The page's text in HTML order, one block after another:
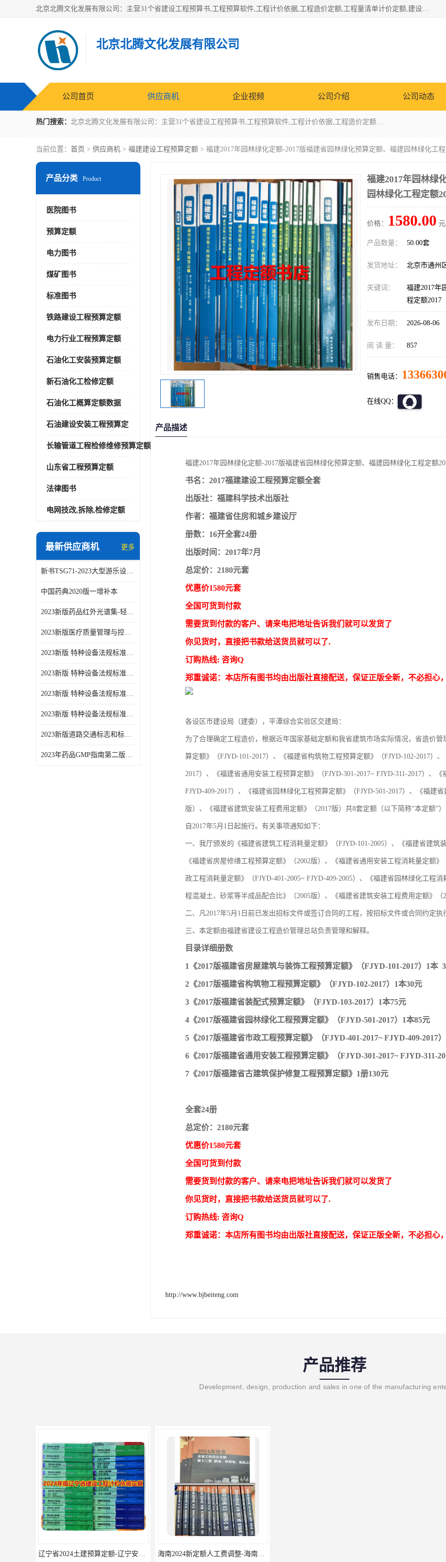
北京北腾文化发展有限公司：主营31个省建设工程预算书,工程预算软件,工程计价依据,工程造价定额,工程量清单计价定额,建设工程量消耗量定额,各行业工程预算定额,铁路定额,电力定额,矿山定额,*,黄金定额,钢铁企业检修定额,中石化安装检修定额,煤矿图书,医院书籍等.诚信的经营，在发展的同时公司不忘不断总结不断优化为客户的服务，和一如既往的热情赢得了新老客户的极高评价及青睐。
北京北腾文化发展有限公司
公司首页 供应商机 企业视频 公司介绍 公司动态
热门搜索： 北京北腾文化发展有限公司：主营31个省建设工程预算书,工程预算软件,工程计价依据,工程造价定额,工程量清单计价定额,建设工程量消耗量定额,各行业工程预算定额,铁路定额,电力定额,矿山定额,*,黄金定额,钢铁企业检修定额,中石化安装检修定额,煤矿图书,医院书籍等.诚信的经营，在发展的同时公司不忘不断总结不断优化为客户的服务，和一如既往的热情赢得了新老客户的极高评价及青睐。
当前位置： 首页 > 供应商机 > 福建建设工程预算定额 > 福建2017年园林绿化定额-2017版福建省园林绿化预算定额、福建园林绿化工
产品分类 Product
医院图书
预算定额
电力图书
煤矿图书
标准图书
铁路建设工程预算定额
电力行业工程预算定额
石油化工安装预算定额
新石油化工检修定额
石油化工概算定额数据
石油建设安装工程预算定
长输管道工程检修维修预算定额
山东省工程预算定额
法律图书
电网技改,拆除,检修定额
最新供应商机 更多
新书TSG71-2023大型游乐设施安全技术规程
中国药典2020版一增补本
2023新版药品红外光谱集-轻工业出版社
2023新版医疗质量管理与控制指标汇编5.0版
2023新版 特种设备法规标准手册 机电类标准客运索道卷
2023新版 特种设备法规标准手册 机电类标准游乐设施卷
2023新版 特种设备法规标准手册 安全技术规范卷共三本
2023新版 特种设备法规标准手册 机电类标准电梯卷 共两本
2023新版道路交通标志和标线手册
2023年药品GMP指南第二版全6册
福建2017年园林绿
园林绿化工程定额
价格： 1580.00
产品数量： 50.00套
发货地址： 北京市通州
关键词：
福建2017年
程定额2017
发布日期： 2026-08-06
阅 读 量： 857
销售电话：
在线QQ：
产品描述
福建2017年园林绿化定额-2017版福建省园林绿化预算定额、福建园林绿化工程定额
书名：2017福建建设工程预算定额全套
出版社：福建科学技术出版社
作者：福建省住房和城乡建设厅
册数：16开全套24册
出版时间：2017年7月
总定价：2180元套
优惠价1580元套
全国可货到付款
需要货到付款的客户、请来电把地址告诉我们就可以发货了
你见货时，直接把书款给送货员就可以了.
订购热线: 咨询Q
郑重诚诺：本店所有图书均由出版社直接配送，保证正版全新，不必担心
各设区市建设局（建委），平潭综合实验区交建局：
为了合理确定工程造价，根据近年国家基础定额和我省建筑市场实际情况，省造价
算定额》（FJYD-101-2017）、《福建省构筑物工程预算定额》（FJYD-102-2017）
2017）、《福建省通用安装工程预算定额》（FJYD-301-2017~ FJYD-311-2017）、
FJYD-409-2017）、《福建省园林绿化工程预算定额》（FJYD-501-2017）、《福建
版）、《福建省建筑安装工程费用定额》（2017版）共8套定额（以下简称“本定额”
自2017年5月1日起施行。有关事项通知如下：
一、我厅颁发的《福建省建筑工程消耗量定额》（FJYD-101-2005）、《福建省建筑
《福建省房屋修缮工程预算定额》（2002版）、《福建省通用安装工程消耗量定额》
政工程消耗量定额》（FJYD-401-2005~ FJYD-409-2005）、《福建省园林绿化工程
程混凝土、砂浆等半成品配合比》（2005版）、《福建省建筑安装工程费用定额》
二、凡2017年5月1日前已发出招标文件或签订合同的工程，按招标文件或合同约定执
三、本定额由福建省建设工程造价管理总站负责管理和解释。
目录详细册数
1《2017版福建省房屋建筑与装饰工程预算定额》（FJYD-101-2017）1本
2《2017版福建省构筑物工程预算定额》（FJYD-102-2017）1本30元
3《2017版福建省装配式预算定额》（FJYD-103-2017）1本75元
4《2017版福建省园林绿化工程预算定额》（FJYD-501-2017）1本85元
5《2017版福建省市政工程预算定额》（FJYD-401-2017~ FJYD-409-2017
6《2017版福建省通用安装工程预算定额》（FJYD-301-2017~ FJYD-311-
7《2017版福建省古建筑保护修复工程预算定额》1册130元
全套24册
总定价：2180元套
优惠价1580元套
全国可货到付款
需要货到付款的客户、请来电把地址告诉我们就可以发货了
你见货时，直接把书款给送货员就可以了.
订购热线: 咨询Q
郑重诚诺：本店所有图书均由出版社直接配送，保证正版全新，不必担心
http://www.bjbeiteng.com
产品推荐
Development, design, production and sales in one of the manufacturing
辽宁省2024土建预算定额-辽宁安装预算定额-辽宁通风空调安装定额 海南2024新定额人工费调整-海南2024版安装定额-海南2024房屋建筑定额-海南定额